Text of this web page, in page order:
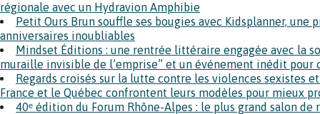
régionale avec un Hydravion Amphibie
Petit Ours Brun souffle ses bougies avec Kidsplanner, une
anniversaires inoubliables
Mindset Éditions : une rentrée littéraire engagée avec la
muraille invisible de l’emprise” et un événement inédit pour
Regards croisés sur la lutte contre les violences sexistes et
France et le Québec confrontent leurs modèles pour mieux
40ᵉ édition du Forum Rhône-Alpes : le plus grand salon